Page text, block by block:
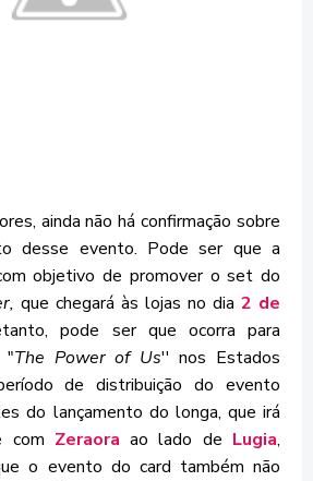
ainda não há confirmação sobre
desse evento. Pode ser que a
objetivo de promover o set do
que chegará às lojas no dia 2 de
pode ser que ocorra para
"The Power of Us'' nos Estados
de distribuição do evento
do lançamento do longa, que irá
com Zeraoraao lado de Lugia,
o evento do card também não